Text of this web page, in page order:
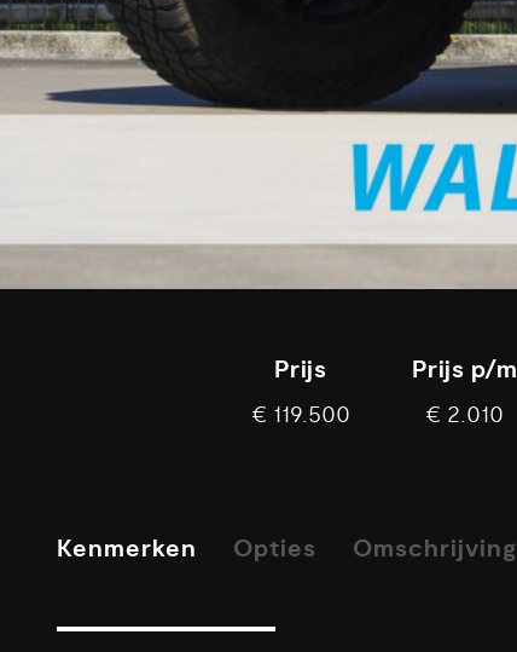
Prijs
€ 119.500
Prijs p/m
€ 2.010
Kenmerken Opties Omschrijving